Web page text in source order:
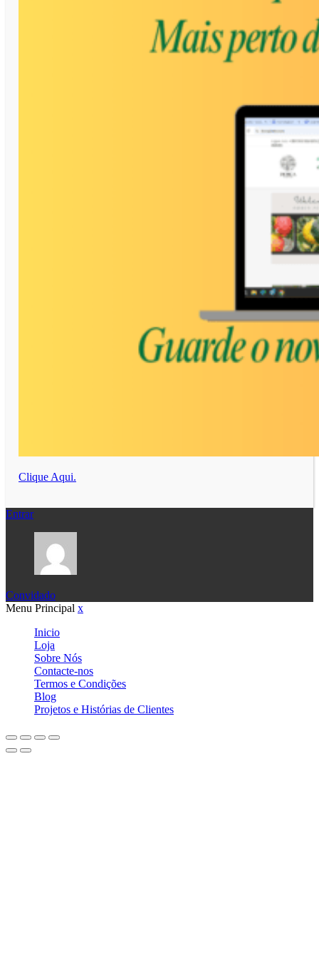
Clique Aqui.
Entrar
Convidado
Menu Principal x
Inicio
Loja
Sobre Nós
Contacte-nos
Termos e Condições
Blog
Projetos e Histórias de Clientes